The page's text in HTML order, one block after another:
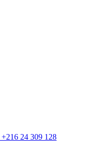
+216 24 309 128